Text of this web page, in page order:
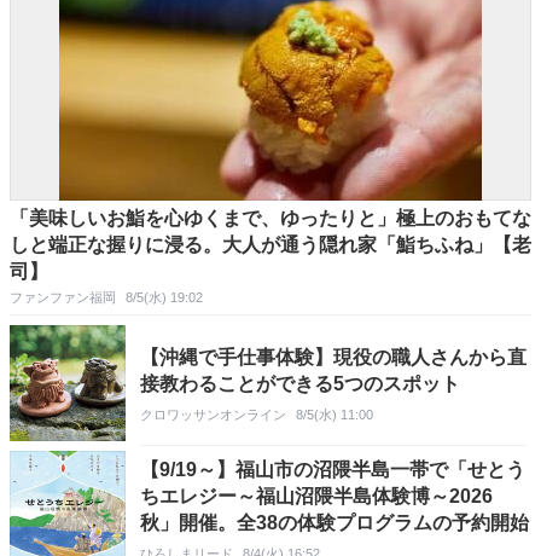
「美味しいお鮨を心ゆくまで、ゆったりと」極上のおもてな
しと端正な握りに浸る。大人が通う隠れ家「鮨ちふね」【老
司】
ファンファン福岡 8/5(水) 19:02
【沖縄で手仕事体験】現役の職人さんから直
接教わることができる5つのスポット
クロワッサンオンライン 8/5(水) 11:00
【9/19～】福山市の沼隈半島一帯で「せとう
ちエレジー～福山沼隈半島体験博～2026
秋」開催。全38の体験プログラムの予約開始